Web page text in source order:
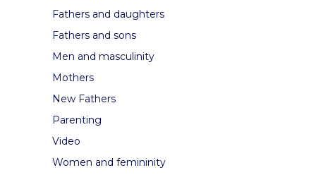
Fathers and daughters
Fathers and sons
Men and masculinity
Mothers
New Fathers
Parenting
Video
Women and femininity